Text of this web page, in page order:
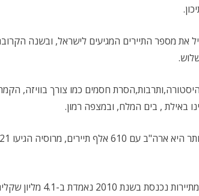
את מספר התיירים המגיעים לישראל, ובשנה
חסמים כמו צורך בוויזה,
באילת , בים המלח, ובמצפה רמון.
עוד גילה השר כי התפוקה